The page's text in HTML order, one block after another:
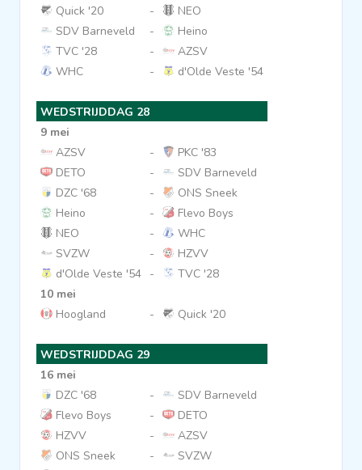
Quick '20
-
NEO
SDV Barneveld
-
Heino
TVC '28
-
AZSV
WHC
- d'Olde Veste '54
WEDSTRIJDDAG 28
9 mei
AZSV
-
PKC '83
DETO
-
SDV Barneveld
DZC '68
-
ONS Sneek
Heino
-
Flevo Boys
NEO
-
WHC
SVZW
-
HZVV
d'Olde Veste '54 -
TVC '28
10 mei
Hoogland
- Quick '20
WEDSTRIJDDAG 29
16 mei
DZC '68
-
SDV Barneveld
Flevo Boys
-
DETO
HZVV
-
AZSV
ONS Sneek
-
SVZW